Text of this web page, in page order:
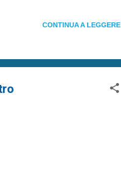
CONTINUA A LEGGERE